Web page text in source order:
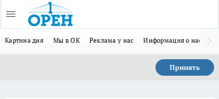
Картина дня Мы в ОК Реклама у нас Информация о нас
Принять